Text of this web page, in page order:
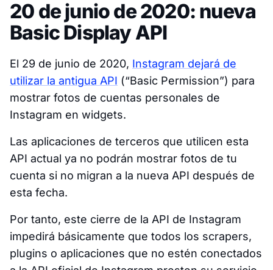
20 de junio de 2020: nueva
Basic Display API
El 29 de junio de 2020, Instagram dejará de
utilizar la antigua API (“Basic Permission”) para
mostrar fotos de cuentas personales de
Instagram en widgets.
Las aplicaciones de terceros que utilicen esta
API actual ya no podrán mostrar fotos de tu
cuenta si no migran a la nueva API después de
esta fecha.
Por tanto, este cierre de la API de Instagram
impedirá básicamente que todos los scrapers,
plugins o aplicaciones que no estén conectados